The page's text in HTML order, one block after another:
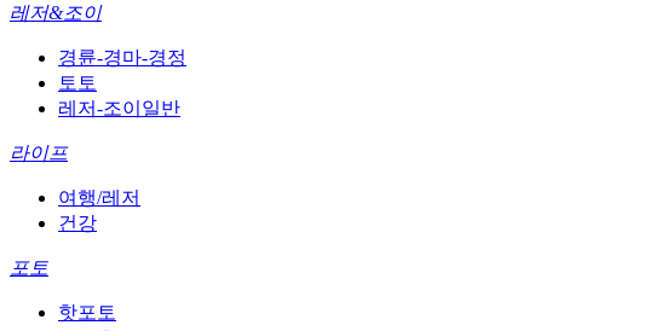
레저&조이
경륜-경마-경정
토토
레저-조이일반
라이프
여행/레저
건강
포토
핫포토